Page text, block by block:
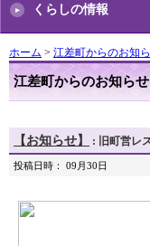
くらしの情報
ホーム > 江差町からのお知
江差町からのお知らせ
【お知らせ】 : 旧町営レ
投稿日時： 09月30日